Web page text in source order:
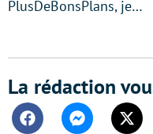
PlusDeBonsPlans, je…
La rédaction
FacebookMessenger